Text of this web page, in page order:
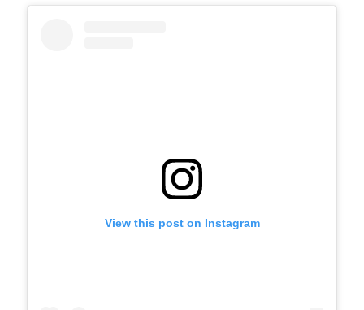
View this post on Instagram